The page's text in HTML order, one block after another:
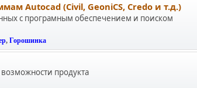
Autocad (Civil, GeoniCS, Credo и т.д.)
с програмным обеспечением и поиском
, Горошинка
продукта